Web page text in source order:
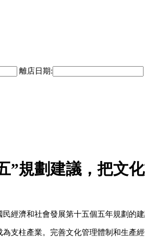
離店日期:
”規劃建議，把文
經濟和社會發展第十五個五年規劃的建
支柱產業。完善文化管理體制和生產